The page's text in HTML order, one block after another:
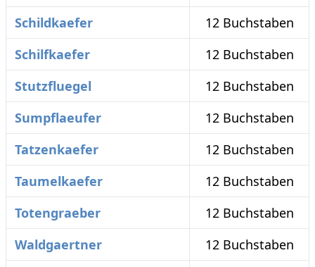
Schildkaefer
12 Buchstaben
Schilfkaefer
12 Buchstaben
Stutzfluegel
12 Buchstaben
Sumpflaeufer
12 Buchstaben
Tatzenkaefer
12 Buchstaben
Taumelkaefer
12 Buchstaben
Totengraeber
12 Buchstaben
Waldgaertner
12 Buchstaben